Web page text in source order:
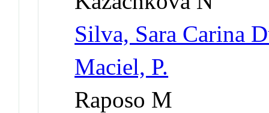
Silva, Sara Carina
Maciel, P.
Raposo M